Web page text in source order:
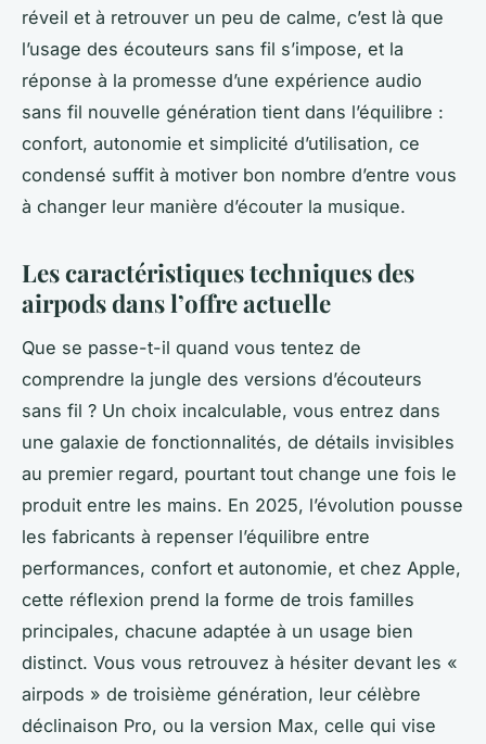
réveil et à retrouver un peu de calme, c’est là que
l’usage des écouteurs sans fil s’impose, et la
réponse à la promesse d’une expérience audio
sans fil nouvelle génération tient dans l’équilibre :
confort, autonomie et simplicité d’utilisation, ce
condensé suffit à motiver bon nombre d’entre vous
à changer leur manière d’écouter la musique.
Les caractéristiques techniques des
airpods dans l’offre actuelle
Que se passe-t-il quand vous tentez de
comprendre la jungle des versions d’écouteurs
sans fil ? Un choix incalculable, vous entrez dans
une galaxie de fonctionnalités, de détails invisibles
au premier regard, pourtant tout change une fois le
produit entre les mains. En 2025, l’évolution pousse
les fabricants à repenser l’équilibre entre
performances, confort et autonomie, et chez Apple,
cette réflexion prend la forme de trois familles
principales, chacune adaptée à un usage bien
distinct. Vous vous retrouvez à hésiter devant les «
airpods » de troisième génération, leur célèbre
déclinaison Pro, ou la version Max, celle qui vise